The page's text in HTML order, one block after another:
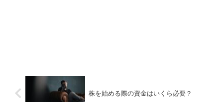
株を始める際の資金はいくら必要？